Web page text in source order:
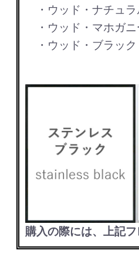
・ウッド・ナチュラ
・ウッド・マホガニ
・ウッド・ブラック
購入の際には、上記